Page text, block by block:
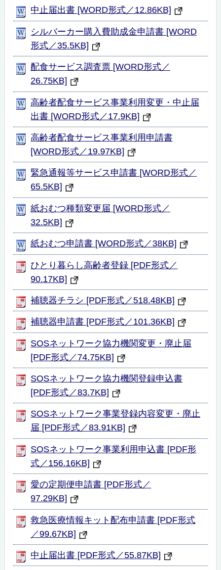
中止届出書 [WORD形式／12.86KB]
シルバーカー購入費助成金申請書 [WORD
形式／35.5KB]
配食サービス調査票 [WORD形式／
26.75KB]
高齢者配食サービス事業利用変更・中止届
出書 [WORD形式／17.9KB]
高齢者配食サービス事業利用申請書
[WORD形式／19.97KB]
緊急通報等サービス申請書 [WORD形式／
65.5KB]
紙おむつ種類変更届 [WORD形式／
32.5KB]
紙おむつ申請書 [WORD形式／38KB]
ひとり暮らし高齢者登録 [PDF形式／
90.17KB]
補聴器チラシ [PDF形式／518.48KB]
補聴器申請書 [PDF形式／101.36KB]
SOSネットワーク協力機関変更・廃止届
[PDF形式／74.75KB]
SOSネットワーク協力機関登録申込書
[PDF形式／83.7KB]
SOSネットワーク事業登録内容変更・廃止
届 [PDF形式／83.91KB]
SOSネットワーク事業利用申込書 [PDF形
式／156.16KB]
愛の定期便申請書 [PDF形式／
97.29KB]
救急医療情報キット配布申請書 [PDF形式
／99.67KB]
中止届出書 [PDF形式／55.87KB]